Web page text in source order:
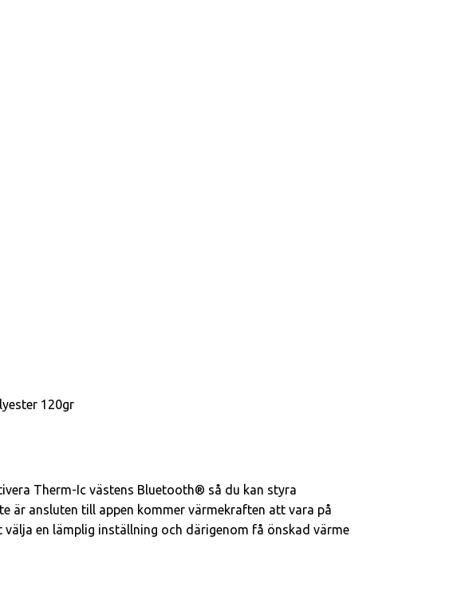
120gr
Therm-Ic västens Bluetooth® så du kan styra
är ansluten till appen kommer värmekraften att vara på
en lämplig inställning och därigenom få önskad värme